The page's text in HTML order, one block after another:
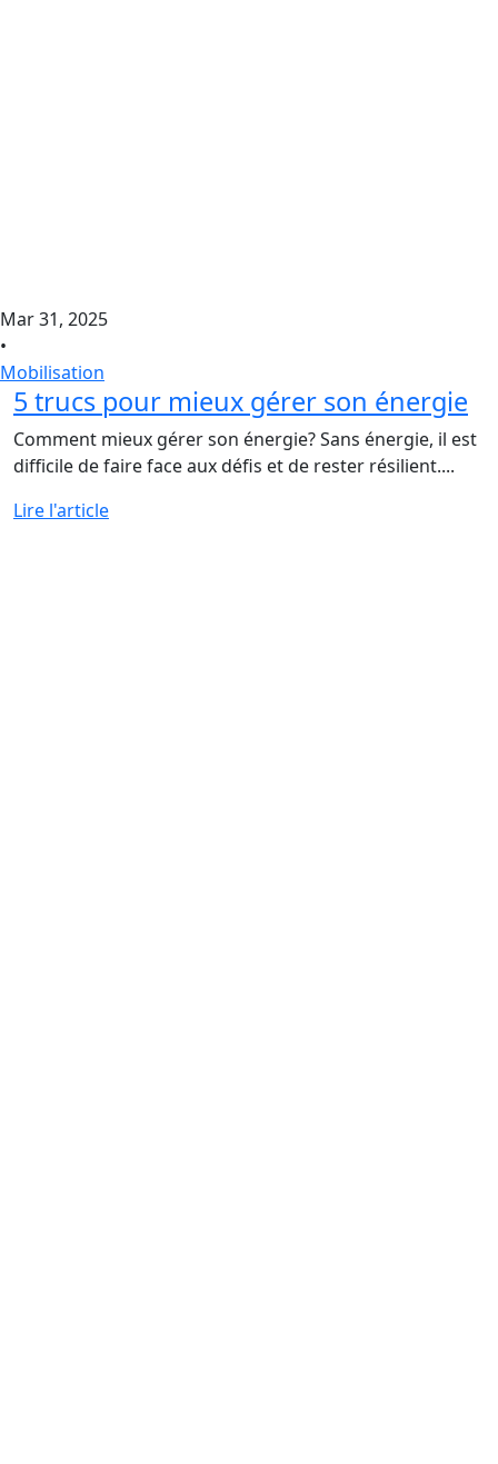
Mar 31, 2025
•
Mobilisation
5 trucs pour mieux gérer son énergie
Comment mieux gérer son énergie? Sans énergie, il est
difficile de faire face aux défis et de rester résilient....
Lire l'article